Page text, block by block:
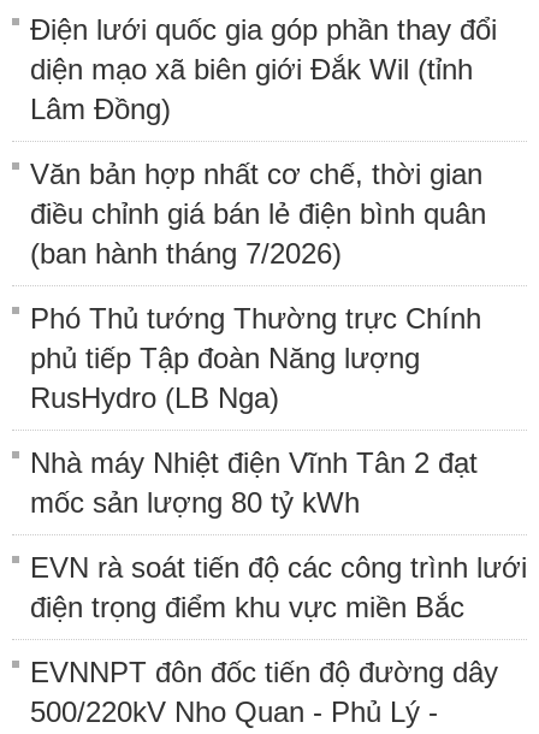
Điện lưới quốc gia góp phần thay đổi
diện mạo xã biên giới Đắk Wil (tỉnh
Lâm Đồng)
Văn bản hợp nhất cơ chế, thời gian
điều chỉnh giá bán lẻ điện bình quân
(ban hành tháng 7/2026)
Phó Thủ tướng Thường trực Chính
phủ tiếp Tập đoàn Năng lượng
RusHydro (LB Nga)
Nhà máy Nhiệt điện Vĩnh Tân 2 đạt
mốc sản lượng 80 tỷ kWh
EVN rà soát tiến độ các công trình lưới
điện trọng điểm khu vực miền Bắc
EVNNPT đôn đốc tiến độ đường dây
500/220kV Nho Quan - Phủ Lý -